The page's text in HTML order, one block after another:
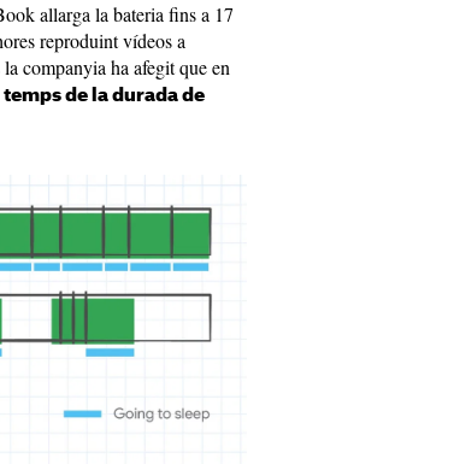
allarga la bateria fins a 17
reproduint vídeos a
companyia ha afegit que en
temps de la durada de